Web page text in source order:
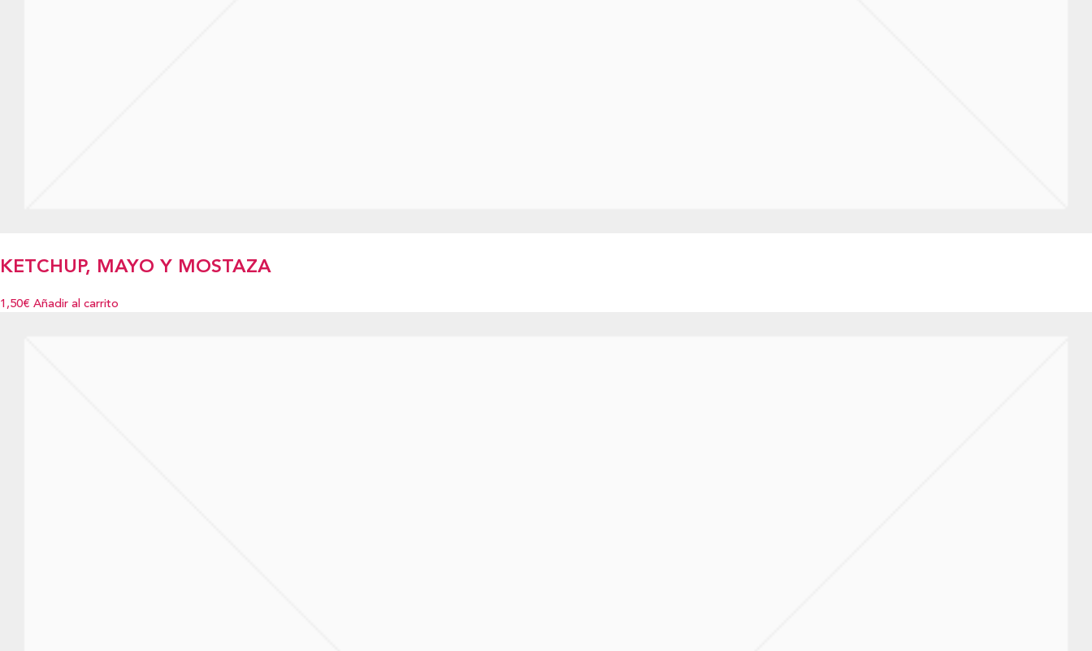
KETCHUP, MAYO Y MOSTAZA
1,50€ Añadir al carrito